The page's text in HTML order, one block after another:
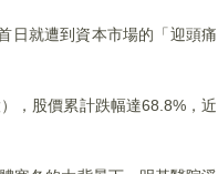
日就遭到資本市場的「迎頭痛
，股價累計跌幅達68.8%，近